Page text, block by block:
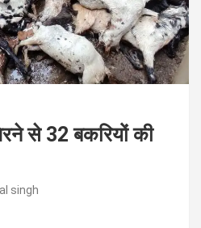
से 32 बकरियों की
singh